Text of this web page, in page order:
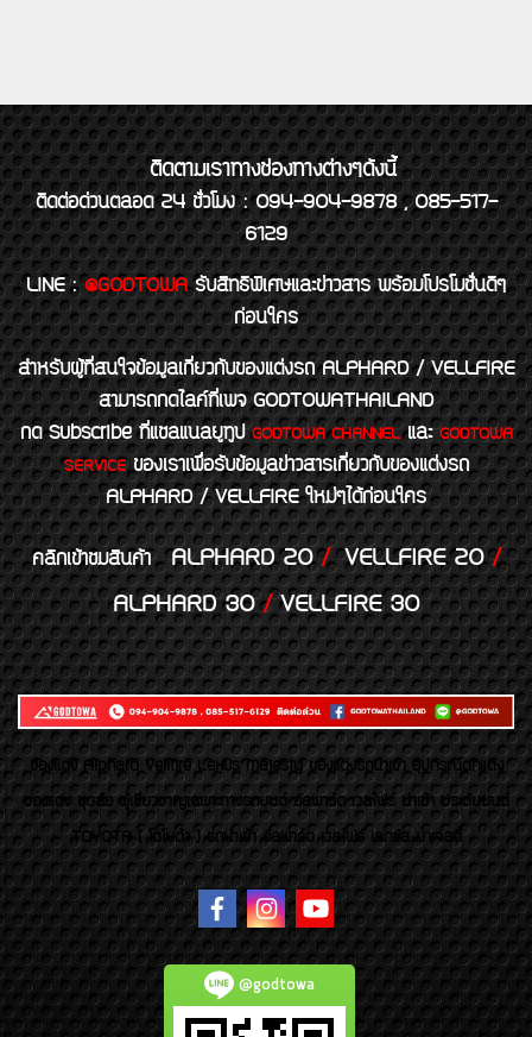
ติดตามเราทางช่องทางต่างๆดังนี้
ติดต่อด่วนตลอด 24 ชั่วโมง : 094-904-9878 , 085-517-
6129
LINE : @GODTOWA รับสิทธิพิเศษและข่าวสาร พร้อมโปรโมชั่นดีๆ
ก่อนใคร
สำหรับผู้ที่สนใจข้อมูลเกี่ยวกับของแต่งรถ ALPHARD / VELLFIRE
สามารถกดไลค์ที่เพจ GODTOWATHAILAND
กด Subscribe ที่แชลแนลยูทูปGODTOWA CHANNELและGODTOWA
SERVICEของเราเพื่อรับข้อมูลข่าวสารเกี่ยวกับของแต่งรถ
ALPHARD / VELLFIRE ใหม่ๆได้ก่อนใคร
คลิกเข้าชมสินค้า ALPHARD 20/VELLFIRE 20/
ALPHARD 30/VELLFIRE 30
ของเเต่ง Alphard Vellfire Lexus Majesty ของเเต่งรถนำเข้า อุปกรณ์ตกแต่ง
ของแต่ง ชุดล้อ ผู้เชี่ยวชาญเฉพาะทางรถยนต์ อัลพาร์ด เวลไฟร์ นำเข้า ประดับยนต์
TOYOTA ( โตโยต้า ) รถนำเข้า อัลพาร์ด เวลไฟร์ เลกซัส มาเจสตี้
@godtowa